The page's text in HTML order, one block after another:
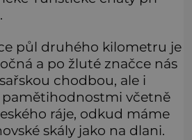
půl druhého kilometru je
a po žluté značce nás
chodbou, ale i
včetně
ráje, odkud máme
skály jako na dlani.